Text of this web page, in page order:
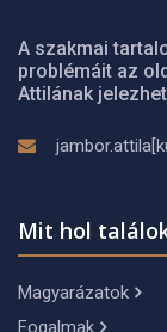
A szakmai
problémáit az
Attilának
Mit hol
Magyarázatok
Fogalmak